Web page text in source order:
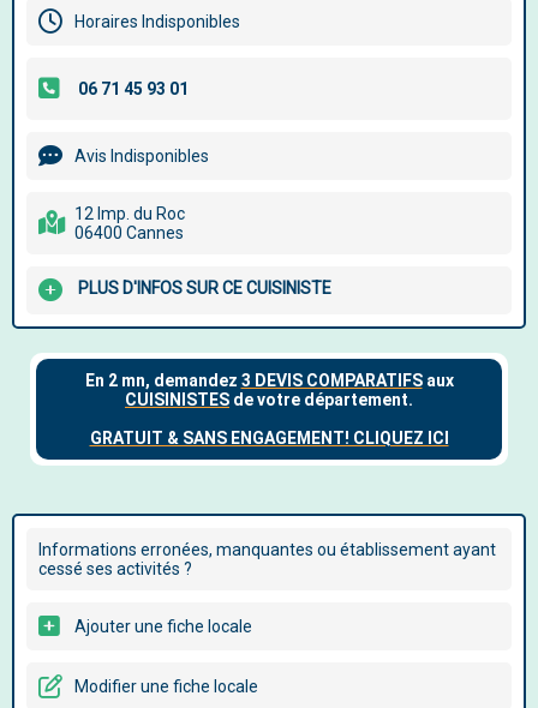
Horaires Indisponibles
Avis Indisponibles
12 Imp. du Roc
06400 Cannes
PLUS D'INFOS SUR CE CUISINISTE
Informations erronées, manquantes ou établissement ayant
cessé ses activités ?
Ajouter une fiche locale
Modifier une fiche locale